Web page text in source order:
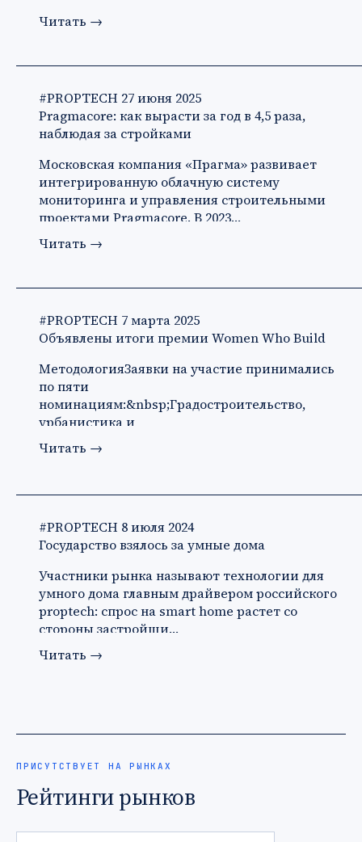
Читать →
#PROPTECH 27 июня 2025
Pragmacore: как вырасти за год в 4,5 раза,
наблюдая за стройками
Московская компания «Прагма» развивает
интегрированную облачную систему
мониторинга и управления строительными
проектами Pragmacore. В 2023…
Читать →
#PROPTECH 7 марта 2025
Объявлены итоги премии Women Who Build
МетодологияЗаявки на участие принимались
по пяти
номинациям:&nbsp;Градостроительство,
урбанистика и
архитектура&nbsp;Технологии&nbsp;Продук…
Читать →
#PROPTECH 8 июля 2024
Государство взялось за умные дома
Участники рынка называют технологии для
умного дома главным драйвером российского
proptech: спрос на smart home растет со
стороны застройщи…
Читать →
ПРИСУТСТВУЕТ НА РЫНКАХ
Рейтинги рынков